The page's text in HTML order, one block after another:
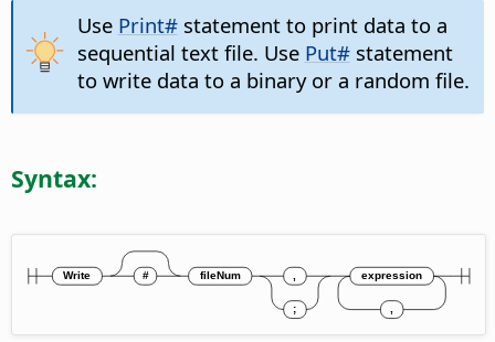
Use Print#statement to print data to a
sequential text file. Use Put#statement
to write data to a binary or a random file.
Syntax: